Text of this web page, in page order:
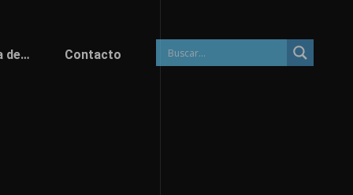
de… Contacto